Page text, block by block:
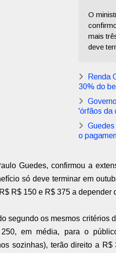
O
mais
deve
Renda
30% do
'órfãos da
o
Guedes, confirmou a
só deve terminar em
R$ 150 e R$ 375 a depender
segundo os mesmos critérios
em média, para o
sozinhas), terão direito a